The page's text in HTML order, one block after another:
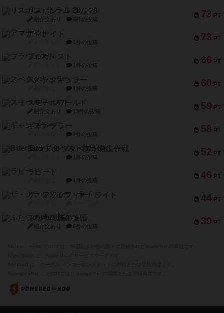
73 PT
リスボン・トラム 28
紹介文あり 9件の投稿
73 PT
アマナイト
1件の投稿
66 PT
ブラヴェスト
1件の投稿
60 PT
スペクタキュラー
1件の投稿
59 PT
スモールワールド
紹介文あり 13件の投稿
58 PT
ギャンブラー
2件の投稿
52 PT
Bitter End ブタペスト救出作戦
1件の投稿
46 PT
ラピード
1件の投稿
44 PT
ザ・フラッフィー・ライト
39 PT
ふたつの城の物語
紹介文あり 6件の投稿